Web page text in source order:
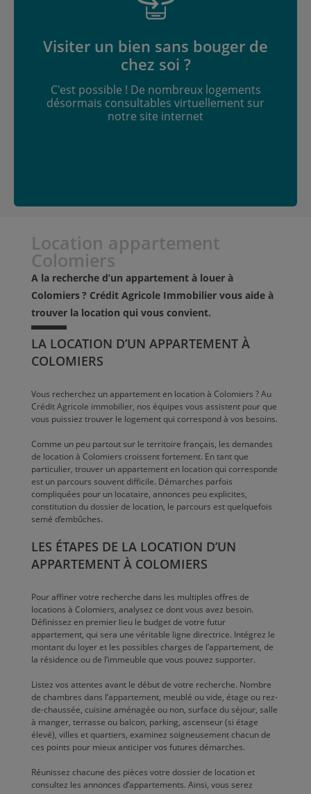
Visiter un bien sans bouger de
chez soi ?
C'est possible ! De nombreux logements
désormais consultables virtuellement sur
notre site internet
Location appartement
Colomiers
A la recherche d’un appartement à louer à
Colomiers ? Crédit Agricole Immobilier vous aide à
trouver la location qui vous convient.
LA LOCATION D’UN APPARTEMENT À
COLOMIERS
Vous recherchez un appartement en location à Colomiers ? Au
Crédit Agricole immobilier, nos équipes vous assistent pour que
vous puissiez trouver le logement qui correspond à vos besoins.
Comme un peu partout sur le territoire français, les demandes
de location à Colomiers croissent fortement. En tant que
particulier, trouver un appartement en location qui corresponde
est un parcours souvent difficile. Démarches parfois
compliquées pour un locataire, annonces peu explicites,
constitution du dossier de location, le parcours est quelquefois
semé d’embûches.
LES ÉTAPES DE LA LOCATION D’UN
APPARTEMENT À COLOMIERS
Pour affiner votre recherche dans les multiples offres de
locations à Colomiers, analysez ce dont vous avez besoin.
Définissez en premier lieu le budget de votre futur
appartement, qui sera une véritable ligne directrice. Intégrez le
montant du loyer et les possibles charges de l’appartement, de
la résidence ou de l’immeuble que vous pouvez supporter.
Listez vos attentes avant le début de votre recherche. Nombre
de chambres dans l’appartement, meublé ou vide, étage ou rez-
de-chaussée, cuisine aménagée ou non, surface du séjour, salle
à manger, terrasse ou balcon, parking, ascenseur (si étage
élevé), villes et quartiers, examinez soigneusement chacun de
ces points pour mieux anticiper vos futures démarches.
Réunissez chacune des pièces votre dossier de location et
consultez les annonces d’appartements. Ainsi, vous serez